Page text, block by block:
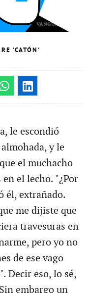
'CATÓN'
le escondió
y le
el muchacho
el lecho. "¿Por
él, extrañado.
me dijiste que
travesuras en
pero yo no
de ese vago
Decir eso, lo sé,
embargo un